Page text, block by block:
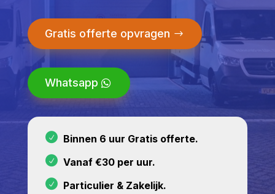
Gratis offerte opvragen
Whatsapp
Binnen 6 uur Gratis offerte.
Vanaf €30 per uur.
Particulier & Zakelijk.